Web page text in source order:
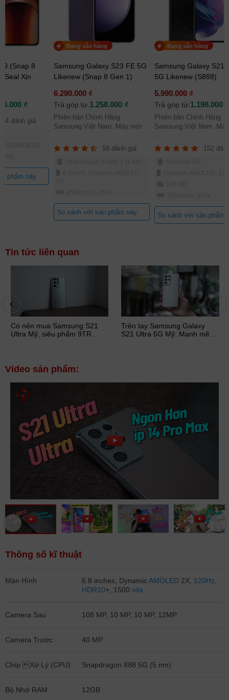
9 (Snap 8
Seal Xịn
₫
64 đánh giá
phẩm này
Samsung Galaxy S23 FE 5G
Likenew (Snap 8 Gen 1)
6.290.000 ₫
Trả góp từ:1.258.000 ₫
Phiên bản Chính Hãng
Samsung Việt Nam. Máy mới
58 đánh giá
Đang sẵn hàng
So sánh với sản phẩm này
Samsung Galaxy S21
5G Likenew (S888)
5.990.000 ₫
Trả góp từ:1.198.000 ₫
Phiên bản Chính Hãng
Samsung Việt Nam.
152
Đang sẵn hàng
So sánh với sản phẩm
Tin tức liên quan
Có nên mua Samsung S21
Ultra Mỹ, siêu phẩm 9TR
Trên tay Samsung Galaxy
S21 Ultra 5G Mỹ: Mạnh mẽ -
Video sản phẩm:
Thông số kĩ thuật
Màn Hình 6.8 inches, DynamicAMOLED2X, 120Hz
HDR10+, 1500 nits
Camera Sau 108 MP, 10 MP, 10 MP, 12MP
Camera Trước 40 MP
Chíp Xử Lý (CPU) Snapdragon 888 5G (5 nm)
Bộ Nhớ RAM 12GB